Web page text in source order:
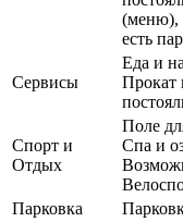
(меню),
есть
Сервисы
Еда и
Прокат
Спорт и
Отдых
Поле
Спа и
Парковка